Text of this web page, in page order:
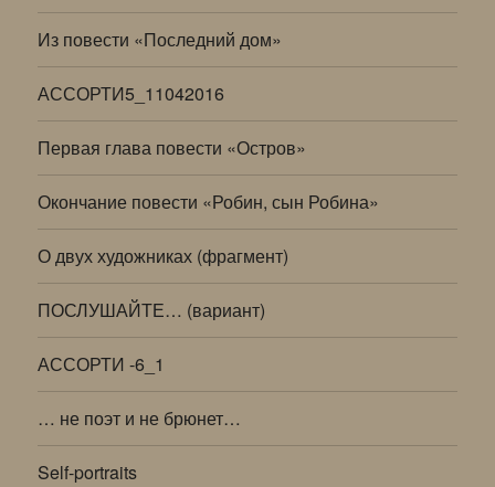
Из повести «Последний дом»
АССОРТИ5_11042016
Первая глава повести «Остров»
Окончание повести «Робин, сын Робина»
О двух художниках (фрагмент)
ПОСЛУШАЙТЕ… (вариант)
АССОРТИ -6_1
… не поэт и не брюнет…
Self-portraits